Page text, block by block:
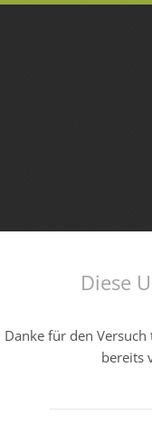
Diese
Danke für den
bereits